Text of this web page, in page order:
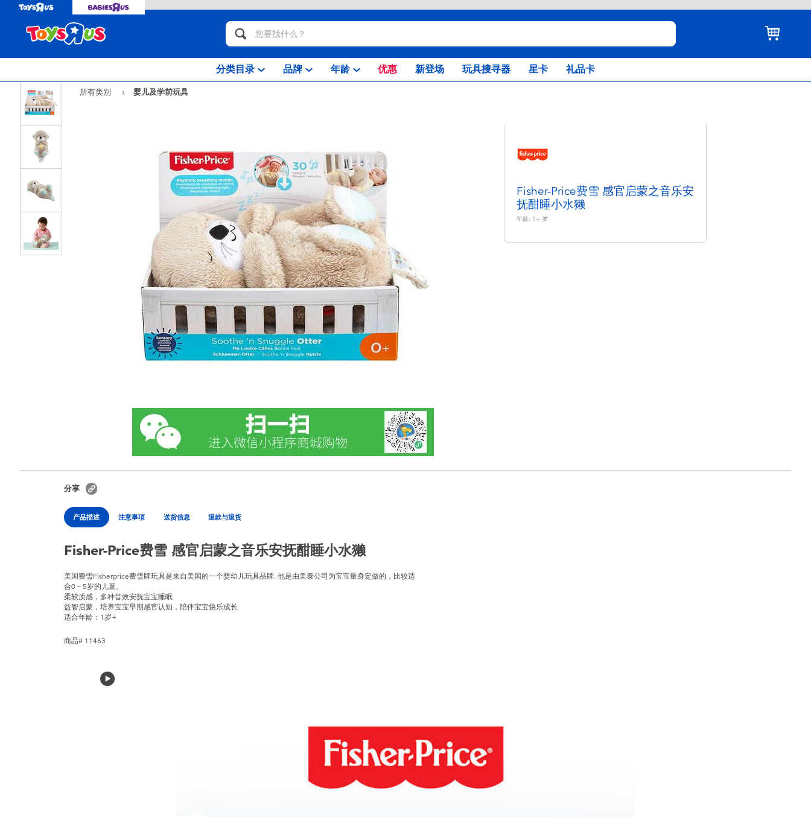
分类目录 品牌 年龄 优惠 新登场 玩具搜寻器 星卡 礼品卡
所有类别 婴儿及学前玩具
Fisher-Price费雪 感官启蒙之音乐安
抚酣睡小水獭
年龄: 1+ 岁
分享
产品描述 注意事項 送货信息 退款与退货
Fisher-Price费雪 感官启蒙之音乐安抚酣睡小水獭
美国费雪Fisherprice费雪牌玩具是来自美国的一个婴幼儿玩具品牌. 他是由美泰公司为宝宝量身定做的，比较适
合0－5岁的儿童。
柔软质感，多种音效安抚宝宝睡眠
益智启蒙，培养宝宝早期感官认知，陪伴宝宝快乐成长
适合年龄：1岁+
商品# 11463